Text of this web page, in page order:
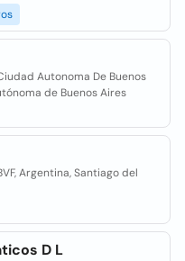
Autonoma De Buenos
de Buenos Aires
Argentina, Santiago del
D L